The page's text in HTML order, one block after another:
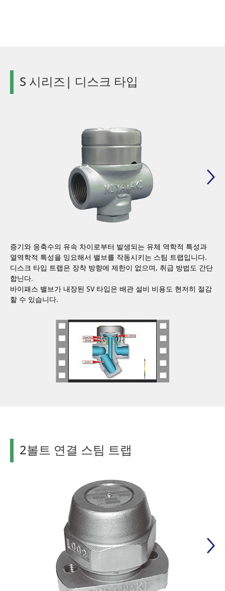
S 시리즈| 디스크 타입
증기와 응축수의 유속 차이로부터 발생되는 유체 역학적 특성과
열역학적 특성을 잉요해서 밸브를 작동시키는 스팀 트랩입니다.
디스크 타입 트랩은 장착 방향에 제한이 없으며, 취급 방법도 간단
합닌다.
바이패스 밸브가 내장된 SV 타입은 배관 설비 비용도 현저히 절감
할 수 있습니다.
2볼트 연결 스팀 트랩